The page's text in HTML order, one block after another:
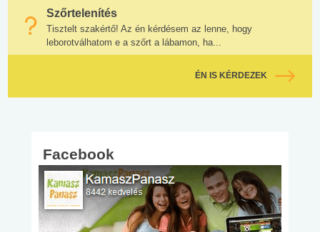
Szőrtelenítés
Tisztelt szakértő! Az én kérdésem az lenne, hogy
leborotválhatom e a szőrt a lábamon, ha...
ÉN IS KÉRDEZEK
Facebook